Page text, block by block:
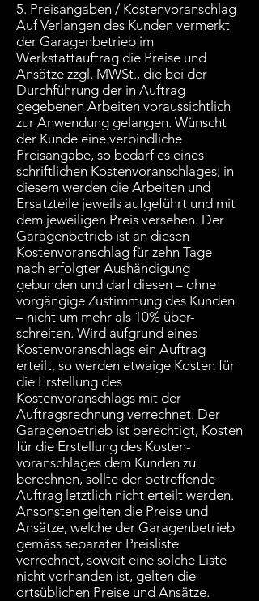
5. Preisangaben / Kostenvoranschlag
Auf Verlangen des Kunden vermerkt
der Garagenbetrieb im
Werkstattauftrag die Preise und
Ansätze zzgl. MWSt., die bei der
Durchführung der in Auftrag
gegebenen Arbeiten voraussichtlich
zur Anwendung gelangen. Wünscht
der Kunde eine verbindliche
Preisangabe, so bedarf es eines
schriftlichen Kostenvoranschlages; in
diesem werden die Arbeiten und
Ersatzteile jeweils aufgeführt und mit
dem jeweiligen Preis versehen. Der
Garagenbetrieb ist an diesen
Kostenvoranschlag für zehn Tage
nach erfolgter Aushändigung
gebunden und darf diesen – ohne
vorgängige Zustimmung des Kunden
– nicht um mehr als 10% über-
schreiten. Wird aufgrund eines
Kostenvoranschlags ein Auftrag
erteilt, so werden etwaige Kosten für
die Erstellung des
Kostenvoranschlags mit der
Auftragsrechnung verrechnet. Der
Garagenbetrieb ist berechtigt, Kosten
für die Erstellung des Kosten-
voranschlages dem Kunden zu
berechnen, sollte der betreffende
Auftrag letztlich nicht erteilt werden.
Ansonsten gelten die Preise und
Ansätze, welche der Garagenbetrieb
gemäss separater Preisliste
verrechnet, soweit eine solche Liste
nicht vorhanden ist, gelten die
ortsüblichen Preise und Ansätze.